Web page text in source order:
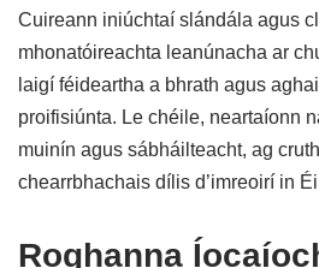
Cuireann iniúchtaí slándála agus
mhonatóireachta leanúnacha ar
laigí féideartha a bhrath agus
proifisiúnta. Le chéile, neartaíonn
muinín agus sábháilteacht, ag
chearrbhachais dílis d’imreoirí in
Roghanna